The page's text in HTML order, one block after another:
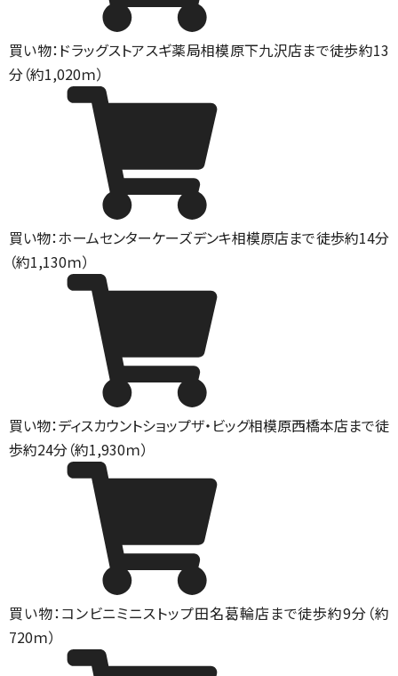
買い物：ドラッグストアスギ薬局相模原下九沢店まで徒歩約13
分（約1,020ｍ）
買い物：ホームセンターケーズデンキ相模原店まで徒歩約14分
（約1,130ｍ）
買い物：ディスカウントショップザ・ビッグ相模原西橋本店まで徒
歩約24分（約1,930ｍ）
買い物：コンビニミニストップ田名葛輪店まで徒歩約9分（約
720ｍ）